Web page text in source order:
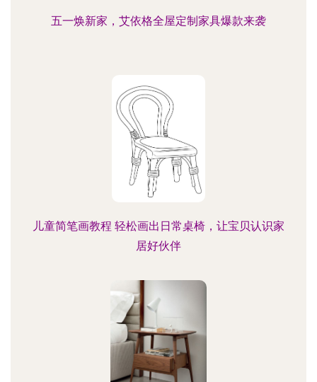
五一焕新家，艾依格全屋定制家具爆款来袭
儿童简笔画教程 轻松画出日常桌椅，让宝贝认识家
居好伙伴